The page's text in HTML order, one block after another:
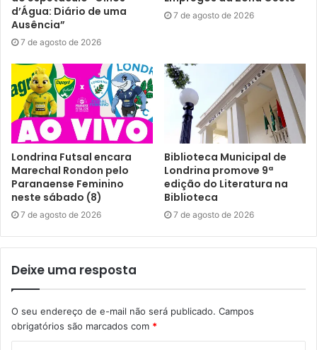
Gostei
Etiquetas
cultura de paz
doação
Londrina Pazeando
religiões religiões de matriz africana Umbanda
d’Água: Diário de uma
Ausência”
7 de agosto de 2026
7 de agosto de 2026
Londrina Futsal encara
Marechal Rondon pelo
Paranaense Feminino
neste sábado (8)
7 de agosto de 2026
Biblioteca Municipal de
Londrina promove 9ª
edição do Literatura na
Biblioteca
7 de agosto de 2026
Deixe uma resposta
O seu endereço de e-mail não será publicado. Campos
obrigatórios são marcados com *